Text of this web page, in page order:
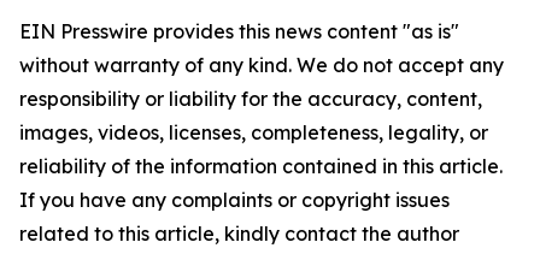
EIN Presswire provides this news content "as is"
without warranty of any kind. We do not accept any
responsibility or liability for the accuracy, content,
images, videos, licenses, completeness, legality, or
reliability of the information contained in this article.
If you have any complaints or copyright issues
related to this article, kindly contact the author